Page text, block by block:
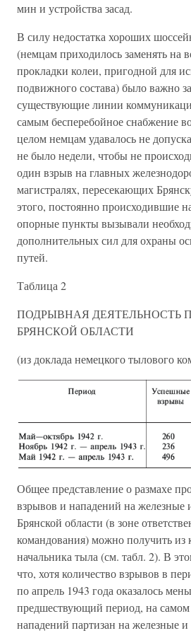
мин и устройства засад.
В силу недостатка хороших
(немцам приходилось заменять на
прокладки колеи, пригодной для
подвижного состава) было важно
существующие линии
самым бесперебойное снабжение
целом немцам удавалось не
не было недели, чтобы не
один взрыв на главных
магистралях, пересекающих
этого, постоянно происходившие
опорные пункты вызывали
дополнительных сил для охраны
путей.
Таблица 2
ПОДРЫВНАЯ ДЕЯТЕЛЬНОСТЬ
БРЯНСКОЙ ОБЛАСТИ
(из доклада немецкого тылового
Общее представление о размахе
взрывов и нападений на железные
Брянской области (в зоне
командования) можно получить из
начальника тыла (см. табл. 2). В
что, хотя количество взрывов в
по апрель 1943 года оказалось
предшествующий период, на самом
нападений партизан на железные